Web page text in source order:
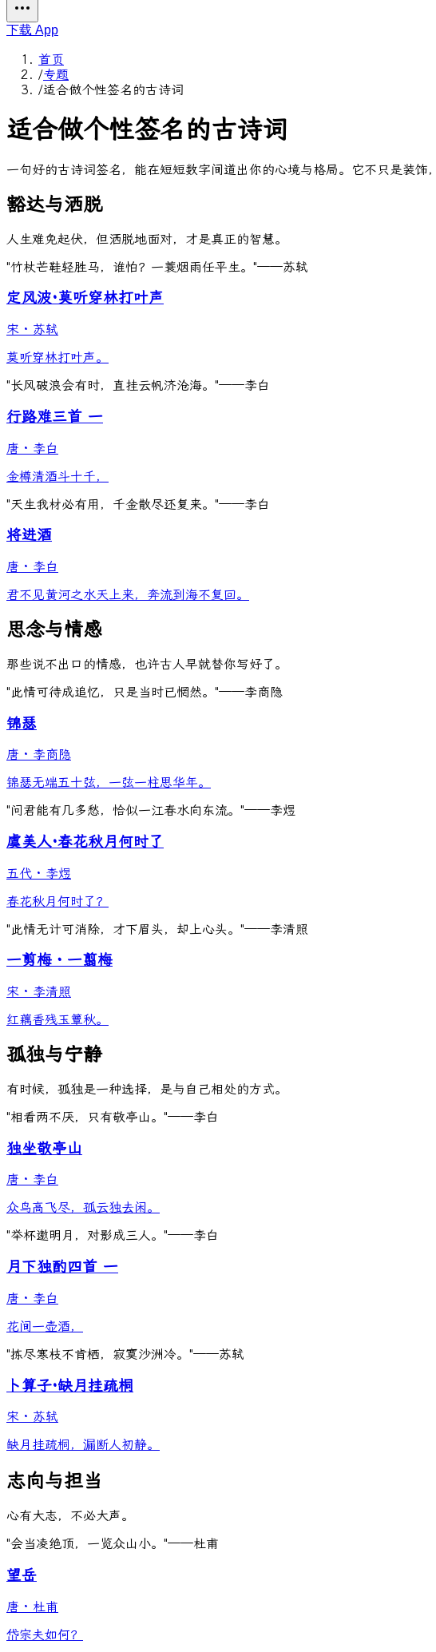
下载 App
首页
/专题
/适合做个性签名的古诗词
适合做个性签名的古诗词
一句好的古诗词签名，能在短短数字间道出你的心境与格局。它不只是装
豁达与洒脱
人生难免起伏，但洒脱地面对，才是真正的智慧。
"竹杖芒鞋轻胜马，谁怕？一蓑烟雨任平生。"——苏轼
定风波·莫听穿林打叶声
宋 · 苏轼
莫听穿林打叶声。
"长风破浪会有时，直挂云帆济沧海。"——李白
行路难三首 一
唐 · 李白
金樽清酒斗十千，
"天生我材必有用，千金散尽还复来。"——李白
将进酒
唐 · 李白
君不见黄河之水天上来，奔流到海不复回。
思念与情感
那些说不出口的情感，也许古人早就替你写好了。
"此情可待成追忆，只是当时已惘然。"——李商隐
锦瑟
唐 · 李商隐
锦瑟无端五十弦，一弦一柱思华年。
"问君能有几多愁，恰似一江春水向东流。"——李煜
虞美人·春花秋月何时了
五代 · 李煜
春花秋月何时了？
"此情无计可消除，才下眉头，却上心头。"——李清照
一剪梅・一翦梅
宋 · 李清照
红藕香残玉簟秋。
孤独与宁静
有时候，孤独是一种选择，是与自己相处的方式。
"相看两不厌，只有敬亭山。"——李白
独坐敬亭山
唐 · 李白
众鸟高飞尽，孤云独去闲。
"举杯邀明月，对影成三人。"——李白
月下独酌四首 一
唐 · 李白
花间一壶酒，
"拣尽寒枝不肯栖，寂寞沙洲冷。"——苏轼
卜算子·缺月挂疏桐
宋 · 苏轼
缺月挂疏桐，漏断人初静。
志向与担当
心有大志，不必大声。
"会当凌绝顶，一览众山小。"——杜甫
望岳
唐 · 杜甫
岱宗夫如何？